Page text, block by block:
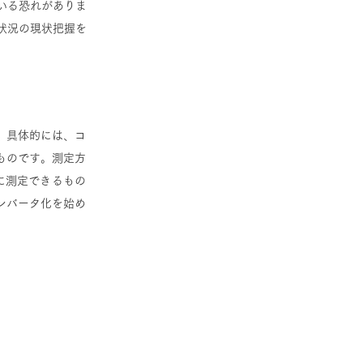
る恐れがありま
況の現状把握を
具体的には、コ
のです。測定方
測定できるもの
バータ化を始め